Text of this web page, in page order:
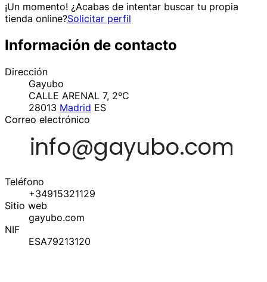
¡Un momento! ¿Acabas de intentar buscar tu propia
tienda online?Solicitar perfil
Información de contacto
Dirección
Gayubo
CALLE ARENAL 7, 2ºC
28013 Madrid ES
Correo electrónico
Teléfono
+34915321129
Sitio web
gayubo.com
NIF
ESA79213120